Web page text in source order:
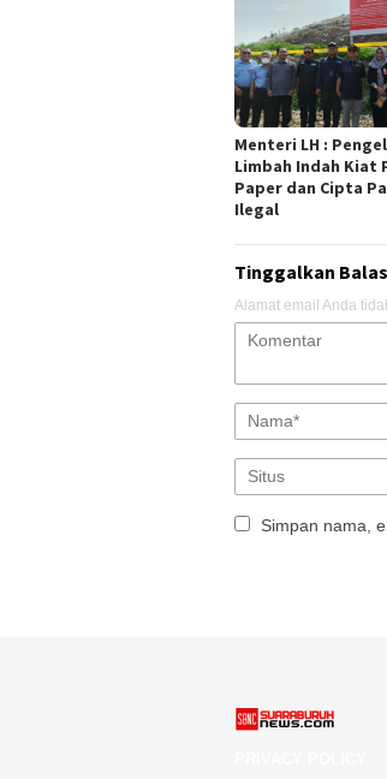
Menteri LH :
Limbah Indah Kiat
Paper dan Cipta
Ilegal
Tinggalkan
Alamat email Anda
Simpan nama,